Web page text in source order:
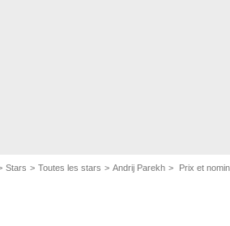
Stars Toutes les stars Andrij Parekh Prix et